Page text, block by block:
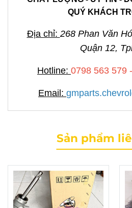
QUÝ KHÁCH
Địa chỉ: 268 Phan Văn
Quận 12,
Hotline: 0798 563 579
Email:
Sản phẩm